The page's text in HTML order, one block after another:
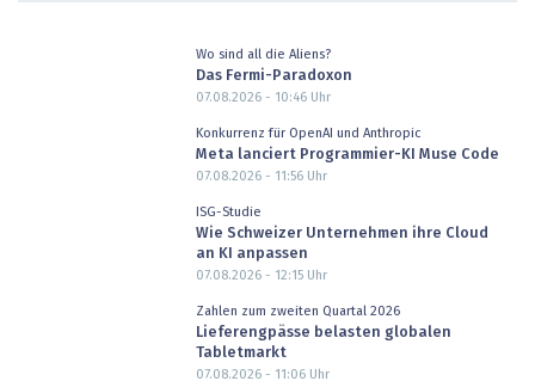
Wo sind all die Aliens?
Das Fermi-Paradoxon
07.08.2026 - 10:46Uhr
Konkurrenz für OpenAI und Anthropic
Meta lanciert Programmier-KI Muse Code
07.08.2026 - 11:56Uhr
ISG-Studie
Wie Schweizer Unternehmen ihre Cloud
an KI anpassen
07.08.2026 - 12:15Uhr
Zahlen zum zweiten Quartal 2026
Lieferengpässe belasten globalen
Tabletmarkt
07.08.2026 - 11:06Uhr